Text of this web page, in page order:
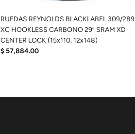
RUEDAS REYNOLDS BLACKLABEL 309/289
XC HOOKLESS CARBONO 29” SRAM XD
CENTER LOCK (15x110, 12x148)
$ 57,884.00